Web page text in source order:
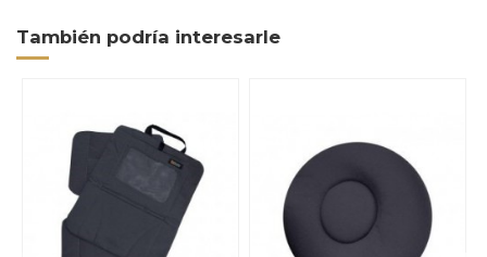
También podría interesarle